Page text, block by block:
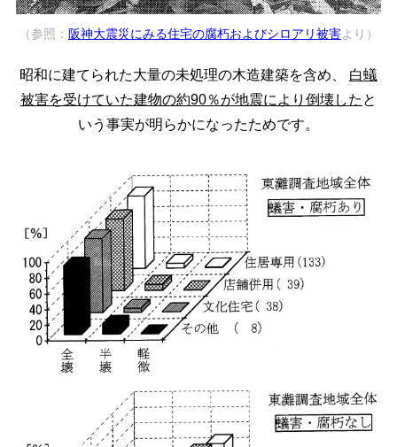
（参照： 阪神大震災にみる住宅の腐朽およびシロアリ被害より）
昭和に建てられた大量の未処理の木造建築を含め、
白蟻
被害を受けていた建物の約90％が地震により倒壊した と
いう事実が明らかになったためです。